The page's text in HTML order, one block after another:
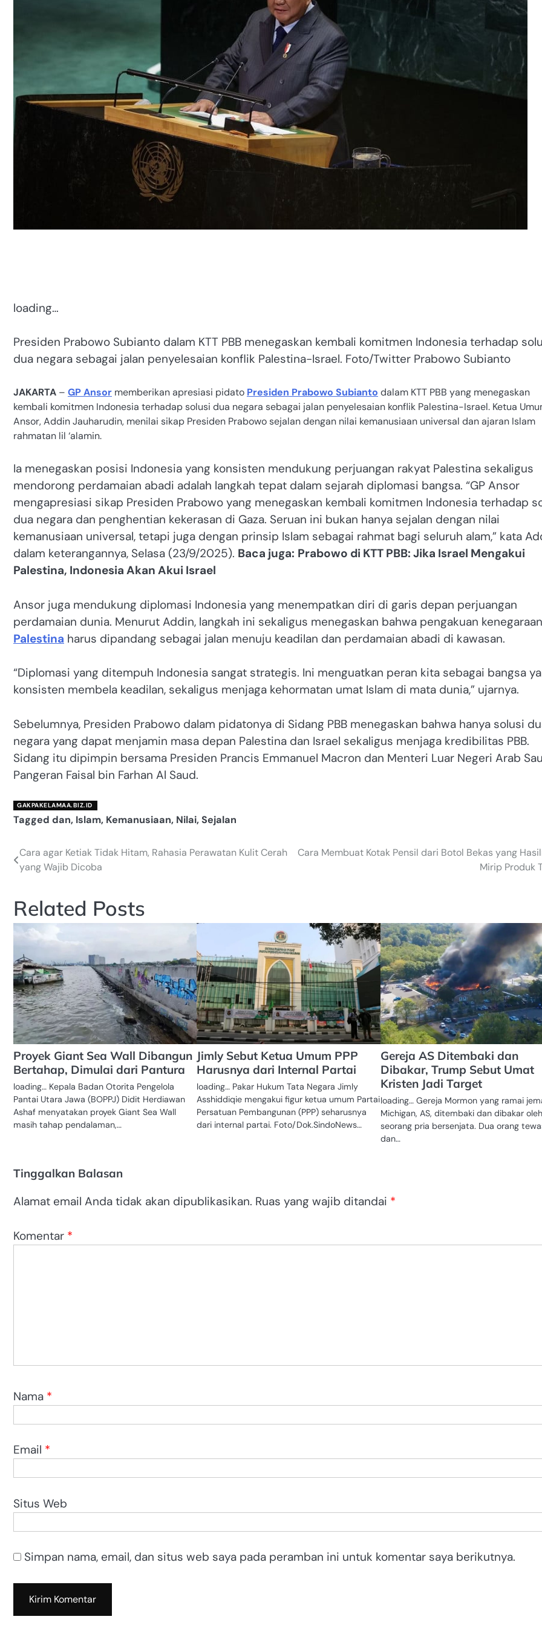
loading…
Presiden Prabowo Subianto dalam KTT PBB menegaskan kembali komitmen Indonesia terhadap
dua negara sebagai jalan penyelesaian konflik Palestina-Israel. Foto/Twitter Prabowo Subianto
JAKARTA – GP Ansor memberikan apresiasi pidato Presiden Prabowo Subianto dalam KTT PBB yang menegaskan
kembali komitmen Indonesia terhadap solusi dua negara sebagai jalan penyelesaian konflik Palestina-Israel. Ketua
Ansor, Addin Jauharudin, menilai sikap Presiden Prabowo sejalan dengan nilai kemanusiaan universal dan ajaran Islam
rahmatan lil ‘alamin.
Ia menegaskan posisi Indonesia yang konsisten mendukung perjuangan rakyat Palestina sekaligus
mendorong perdamaian abadi adalah langkah tepat dalam sejarah diplomasi bangsa. “GP Ansor
mengapresiasi sikap Presiden Prabowo yang menegaskan kembali komitmen Indonesia terhadap
dua negara dan penghentian kekerasan di Gaza. Seruan ini bukan hanya sejalan dengan nilai
kemanusiaan universal, tetapi juga dengan prinsip Islam sebagai rahmat bagi seluruh alam,” kata
dalam keterangannya, Selasa (23/9/2025). Baca juga: Prabowo di KTT PBB: Jika Israel Mengakui
Palestina, Indonesia Akan Akui Israel
Ansor juga mendukung diplomasi Indonesia yang menempatkan diri di garis depan perjuangan
perdamaian dunia. Menurut Addin, langkah ini sekaligus menegaskan bahwa pengakuan kenegaraan
Palestina harus dipandang sebagai jalan menuju keadilan dan perdamaian abadi di kawasan.
“Diplomasi yang ditempuh Indonesia sangat strategis. Ini menguatkan peran kita sebagai bangsa
konsisten membela keadilan, sekaligus menjaga kehormatan umat Islam di mata dunia,” ujarnya.
Sebelumnya, Presiden Prabowo dalam pidatonya di Sidang PBB menegaskan bahwa hanya solusi
negara yang dapat menjamin masa depan Palestina dan Israel sekaligus menjaga kredibilitas PBB.
Sidang itu dipimpin bersama Presiden Prancis Emmanuel Macron dan Menteri Luar Negeri Arab
Pangeran Faisal bin Farhan Al Saud.
GAKPAKELAMAA.BIZ.ID
Tagged dan, Islam, Kemanusiaan, Nilai,Sejalan
Navigasi
pos
Cara agar Ketiak Tidak Hitam, Rahasia Perawatan Kulit Cerah
yang Wajib Dicoba
Cara Membuat Kotak Pensil dari Botol Bekas yang
Mirip Produk
Related Posts
Proyek Giant Sea Wall Dibangun
Bertahap, Dimulai dari Pantura
loading… Kepala Badan Otorita Pengelola
Pantai Utara Jawa (BOPPJ) Didit Herdiawan
Ashaf menyatakan proyek Giant Sea Wall
masih tahap pendalaman,…
Jimly Sebut Ketua Umum PPP
Harusnya dari Internal Partai
loading… Pakar Hukum Tata Negara Jimly
Asshiddiqie mengakui figur ketua umum Partai
Persatuan Pembangunan (PPP) seharusnya
dari internal partai. Foto/Dok.SindoNews…
Gereja AS Ditembaki dan
Dibakar, Trump Sebut Umat
Kristen Jadi Target
loading… Gereja Mormon yang ramai
Michigan, AS, ditembaki dan dibakar oleh
seorang pria bersenjata. Dua orang
dan…
Tinggalkan Balasan
Alamat email Anda tidak akan dipublikasikan. Ruas yang wajib ditandai *
Komentar *
Nama *
Email *
Situs Web
Simpan nama, email, dan situs web saya pada peramban ini untuk komentar saya berikutnya.